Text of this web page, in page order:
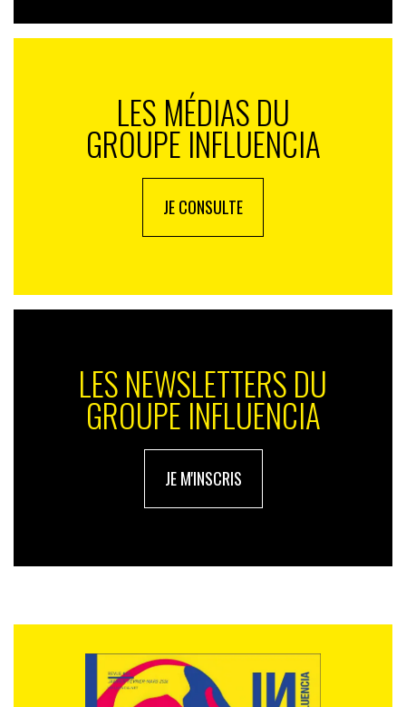
LES MÉDIAS DU
GROUPE INFLUENCIA
JE CONSULTE
LES NEWSLETTERS DU
GROUPE INFLUENCIA
JE M'INSCRIS